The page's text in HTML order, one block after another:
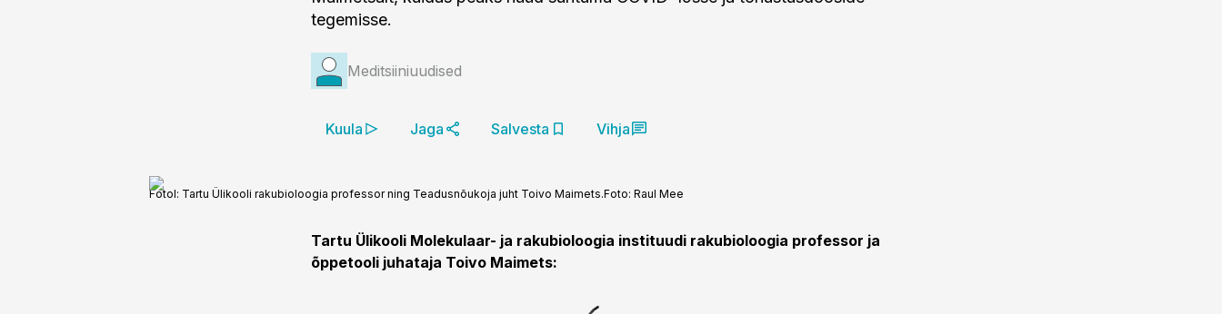
tegemisse.
Meditsiiniuudised
Kuula Jaga Salvesta Vihja
Fotol: Tartu Ülikooli rakubioloogia professor ning Teadusnõukoja juht Toivo Maimets.Foto: Raul Mee
Tartu Ülikooli Molekulaar- ja rakubioloogia instituudi rakubioloogia professor ja
õppetooli juhataja Toivo Maimets: